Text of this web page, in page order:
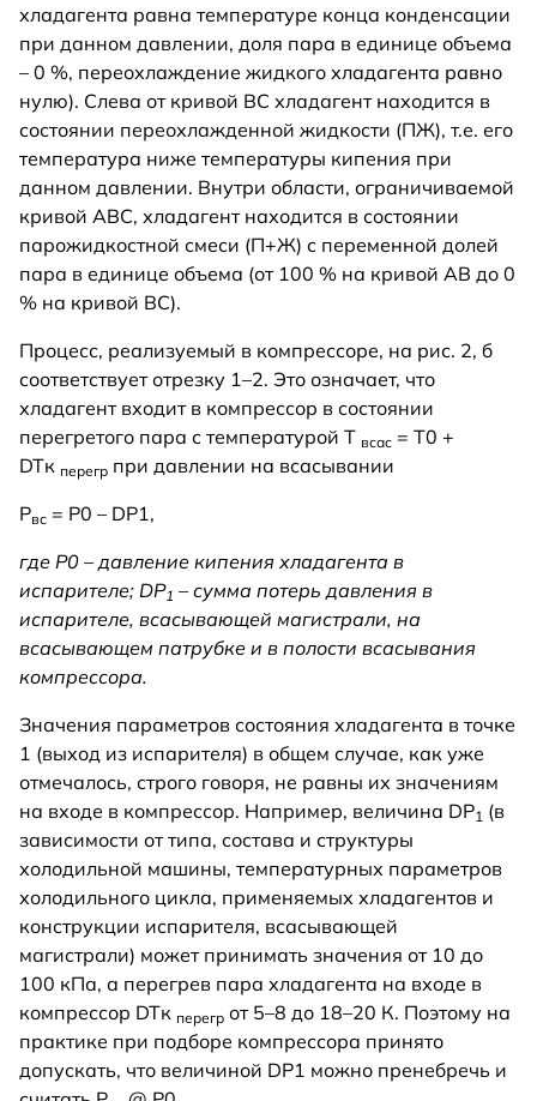
хладагента равна температуре конца конденсации
при данном давлении, доля пара в единице объема
– 0 %, переохлаждение жидкого хладагента равно
нулю). Слева от кривой ВС хладагент находится в
состоянии переохлажденной жидкости (ПЖ), т.е. его
температура ниже температуры кипения при
данном давлении. Внутри области, ограничиваемой
кривой АВС, хладагент находится в состоянии
парожидкостной смеси (П+Ж) с переменной долей
пара в единице объема (от 100 % на кривой АВ до 0
% на кривой ВС).
Процесс, реализуемый в компрессоре, на рис. 2, б
соответствует отрезку 1–2. Это означает, что
хладагент входит в компрессор в состоянии
перегретого пара с температурой Т всас = Т0 +
DTк перегр при давлении на всасывании
Рвс = Р0 – DР1,
где Р0 – давление кипения хладагента в
испарителе; DР1 – сумма потерь давления в
испарителе, всасывающей магистрали, на
всасывающем патрубке и в полости всасывания
компрессора.
Значения параметров состояния хладагента в точке
1 (выход из испарителя) в общем случае, как уже
отмечалось, строго говоря, не равны их значениям
на входе в компрессор. Например, величина DР1 (в
зависимости от типа, состава и структуры
холодильной машины, температурных параметров
холодильного цикла, применяемых хладагентов и
конструкции испарителя, всасывающей
магистрали) может принимать значения от 10 до
100 кПа, а перегрев пара хладагента на входе в
компрессор DTк перегр от 5–8 до 18–20 К. Поэтому на
практике при подборе компрессора принято
допускать, что величиной DР1 можно пренебречь и